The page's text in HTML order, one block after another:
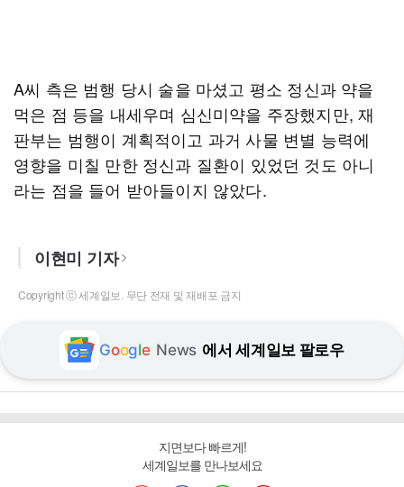
A씨 측은 범행 당시 술을 마셨고 평소 정신과 약을
먹은 점 등을 내세우며 심신미약을 주장했지만, 재
판부는 범행이 계획적이고 과거 사물 변별 능력에
영향을 미칠 만한 정신과 질환이 있었던 것도 아니
라는 점을 들어 받아들이지 않았다.
이현미 기자
Copyright ⓒ 세계일보. 무단 전재 및 재배포 금지
Google News 에서 세계일보 팔로우
지면보다 빠르게!
세계일보를 만나보세요